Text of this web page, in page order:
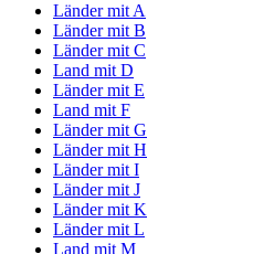
Länder mit A
Länder mit B
Länder mit C
Land mit D
Länder mit E
Land mit F
Länder mit G
Länder mit H
Länder mit I
Länder mit J
Länder mit K
Länder mit L
Land mit M